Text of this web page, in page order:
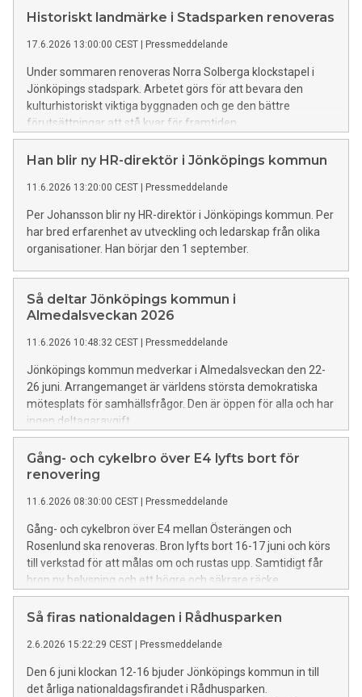
Historiskt landmärke i Stadsparken renoveras
17.6.2026 13:00:00 CEST Pressmeddelande
Under sommaren renoveras Norra Solberga klockstapel i
Jönköpings stadspark. Arbetet görs för att bevara den
kulturhistoriskt viktiga byggnaden och ge den bättre
förutsättningar att stå kvar för framtiden.
Han blir ny HR-direktör i Jönköpings kommun
11.6.2026 13:20:00 CEST Pressmeddelande
Per Johansson blir ny HR-direktör i Jönköpings kommun. Per
har bred erfarenhet av utveckling och ledarskap från olika
organisationer. Han börjar den 1 september.
Så deltar Jönköpings kommun i
Almedalsveckan 2026
11.6.2026 10:48:32 CEST Pressmeddelande
Jönköpings kommun medverkar i Almedalsveckan den 22-
26 juni. Arrangemanget är världens största demokratiska
mötesplats för samhällsfrågor. Den är öppen för alla och har
ingen deltagaravgift.
Gång- och cykelbro över E4 lyfts bort för
renovering
11.6.2026 08:30:00 CEST Pressmeddelande
Gång- och cykelbron över E4 mellan Österängen och
Rosenlund ska renoveras. Bron lyfts bort 16-17 juni och körs
till verkstad för att målas om och rustas upp. Samtidigt får
bron ny belysning och ett högre och säkrare räcke.
Så firas nationaldagen i Rådhusparken
2.6.2026 15:22:29 CEST Pressmeddelande
Den 6 juni klockan 12-16 bjuder Jönköpings kommun in till
det årliga nationaldagsfirandet i Rådhusparken.